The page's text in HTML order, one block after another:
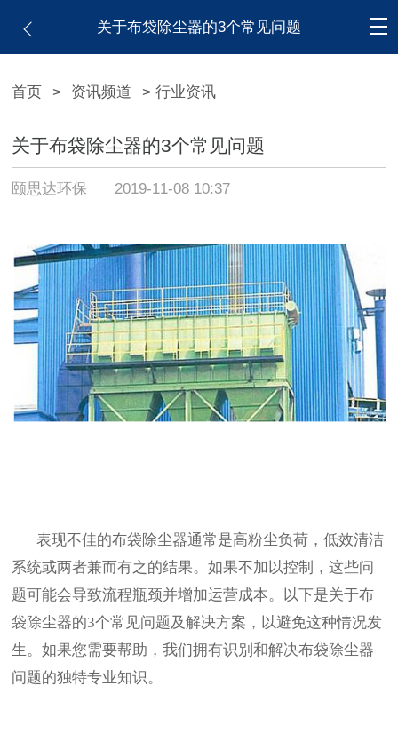
关于布袋除尘器的3个常见问题
首页 > 资讯频道 > 行业资讯
关于布袋除尘器的3个常见问题
颐思达环保 2019-11-08 10:37
表现不佳的布袋除尘器通常是高粉尘负荷，低效清洁
系统或两者兼而有之的结果。如果不加以控制，这些问
题可能会导致流程瓶颈并增加运营成本。以下是关于布
袋除尘器的3个常见问题及解决方案，以避免这种情况发
生。如果您需要帮助，我们拥有识别和解决布袋除尘器
问题的独特专业知识。